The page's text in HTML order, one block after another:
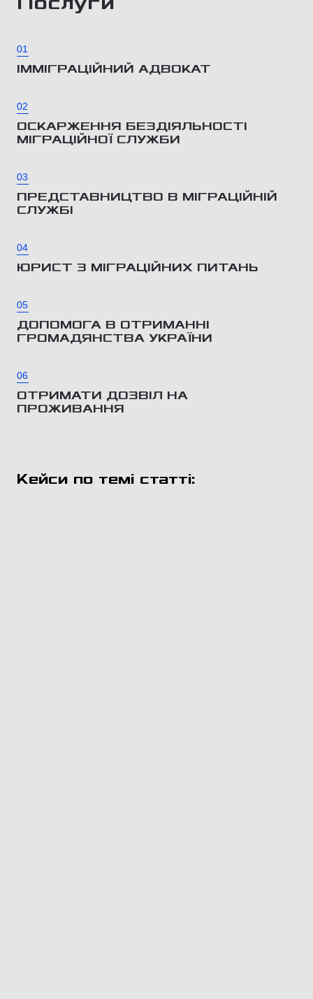
01
ІММІГРАЦІЙНИЙ АДВОКАТ
02
ОСКАРЖЕННЯ БЕЗДІЯЛЬНОСТІ
МІГРАЦІЙНОЇ СЛУЖБИ
03
ПРЕДСТАВНИЦТВО В МІГРАЦІЙНІЙ
СЛУЖБІ
04
ЮРИСТ З МІГРАЦІЙНИХ ПИТАНЬ
05
ДОПОМОГА В ОТРИМАННІ
ГРОМАДЯНСТВА УКРАЇНИ
06
ОТРИМАТИ ДОЗВІЛ НА
ПРОЖИВАННЯ
Кейси по темі статті: